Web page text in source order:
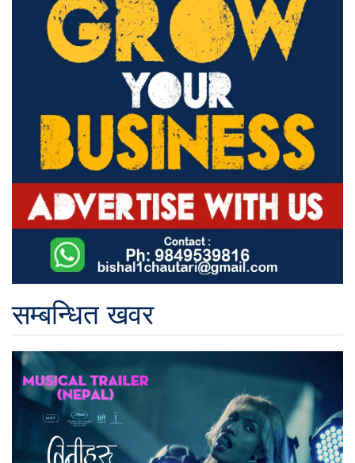
सम्बन्धित खवर